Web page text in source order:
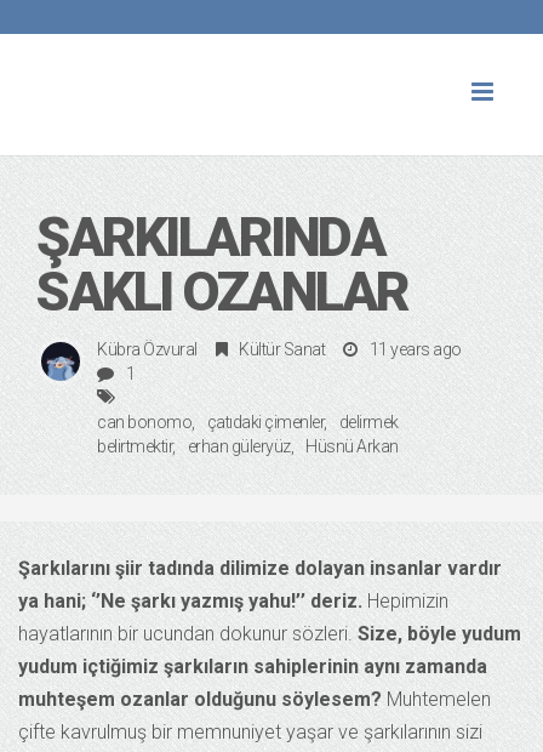
ŞARKILARINDA
SAKLI OZANLAR
Kübra Özvural Kültür Sanat
11 years ago
1
can bonomo çatıdaki çimenler
delirmek
belirtmektir
erhan güleryüz Hüsnü Arkan
Şarkılarını şiir tadında dilimize dolayan insanlar vardır
ya hani; ‘’Ne şarkı yazmış yahu!’’ deriz. Hepimizin
hayatlarının bir ucundan dokunur sözleri.Size, böyle yudum
yudum içtiğimiz şarkıların sahiplerinin aynı zamanda
muhteşem ozanlar olduğunu söylesem? Muhtemelen
çifte kavrulmuş bir memnuniyet yaşar ve şarkılarının sizi